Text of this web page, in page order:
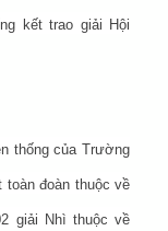
kết trao giải Hội
thống của Trường
đoàn thuộc về
giải Nhì thuộc về